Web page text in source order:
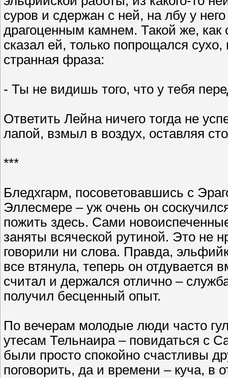
суров и сдержан с ней, на лбу у
драгоценным камнем. Такой же, как
сказал ей, только попрощался
странная фраза:
- Ты не видишь того, что у тебя
Ответить Лейна ничего тогда не
лапой, взмыл в воздух, оставляя
***
Бледхгарм, посоветовавшись с
Эллесмере – уж очень он
пожить здесь. Сами
заняты всяческой рутиной. Это не
говорили ни слова. Правда,
все втянула, теперь он отдувается
считал и держался отлично –
получил бесценный опыт.
По вечерам молодые люди часто
утесам Тельнаира – повидаться с
были просто спокойно счастливы
поговорить, да и времени – куча, в